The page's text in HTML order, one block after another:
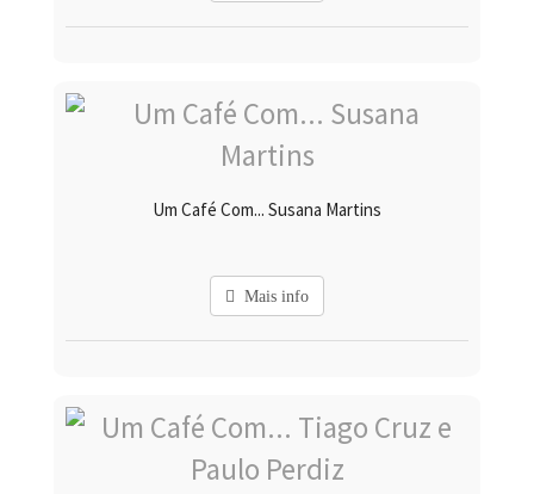
Um Café Com... Susana Martins
Mais info